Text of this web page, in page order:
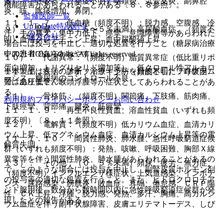
炎、咳、喀痰増加、鼻閉。
９）． 腎臓：（０．５〜５％未満）高尿酸血症、（頻度不
明）血清クレアチニン上昇、血中尿酸値上昇。
１０）． 代謝異常：（頻度不明）脂質異常症（低比重リポ
蛋白増加、トリグリセリド増加等）、低クロール性アルカロ
ーシス、糖尿病のコントロール不良。
１１）． 骨格筋：（頻度不明）関節痛、下肢痛、筋肉痛、
下肢痙攣、背部痛、腱炎、筋痙攣。
１２）． 電解質：（頻度不明）低カリウム血症、血清カリ
ウム上昇、低マグネシウム血症、血清カルシウム上昇等の電
解質失調。
１３）． その他：（０．５％未満）頻尿、疲労、無力症、
（頻度不明）インフルエンザ様症状、上気道感染、インポテ
ンス、尿路感染、膀胱炎、敗血症、耳鳴、倦怠感、ＣＲＰ陽
性、ＣＫ上昇、浮腫、脱力感、発熱、多汗、胸痛、高カルシ
ウム血症を伴う副甲状腺障害、皮膚エリテマトーデス、しび
機能障害があらわれることがある〔８．８参照〕。
１１．１．７． 低血糖（頻度不明）：脱力感、空腹感、冷
汗、手の震え、集中力低下、痙攣、意識障害等があらわれた
場合には投与を中止し、適切な処置を行うこと（糖尿病治療
中の患者であらわれやすい）。
１１．１．８． アナフィラキシー（頻度不明）：呼吸困
難、血圧低下、喉頭浮腫等が症状としてあらわれることがあ
る。
１１．１．９． 再生不良性貧血、溶血性貧血（いずれも頻
度不明）〔８．１１参照〕。
１１．１．１０． 間質性肺炎、肺水腫、急性呼吸窮迫症候
群（いずれも頻度不明）：発熱、咳嗽、呼吸困難、胸部Ｘ線
異常等を伴う間質性肺炎、肺水腫があらわれることがあるの
で、このような場合には投与を中止し、副腎皮質ホルモン剤
の投与等の適切な処置を行うこと。また、ヒドロクロロチア
ジド服用後、数分から数時間以内に急性呼吸窮迫症候群が発
現したとの報告がある。
監修医師一覧
UpToDate特別割引
運営会社
© 2021 HOKUTO Inc. All rights reserved.
※本製品は疾病の診断・治療・予防を目的としたプログラム
ではありません。
利用規約プライバシーポリシーお問い合わせ